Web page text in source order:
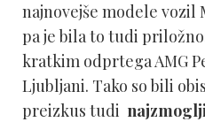
najnovejše modele vozil
pa je bila to tudi
kratkim odprtega AMG
Ljubljani. Tako so bili
preizkus tudi